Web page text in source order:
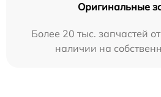
Оригинальные
Более 20 тыс. запчастей
наличии на